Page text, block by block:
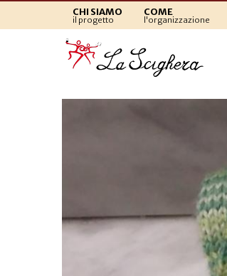
CHI SIAMO
il progetto
COME
l'organizzazione